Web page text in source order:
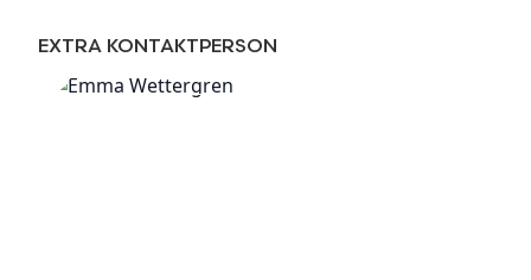
EXTRA KONTAKTPERSON